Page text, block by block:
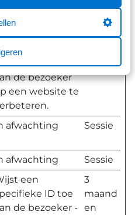
voor de
– de
kan ook
ingesteld
de ervaring
de bezoeker
een website te
afwachting Sessie
afwachting
Sessie
een
ID toe
de bezoeker -
3
maand
en